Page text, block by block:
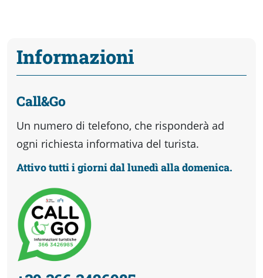
Informazioni
Call&Go
Un numero di telefono, che risponderà ad
ogni richiesta informativa del turista.
Attivo tutti i giorni dal lunedì alla domenica.